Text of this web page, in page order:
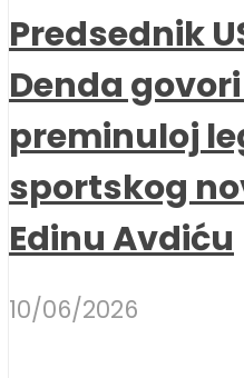
Predsednik
Denda
preminuloj
sportskog
Edinu Avdiću
10/06/2026